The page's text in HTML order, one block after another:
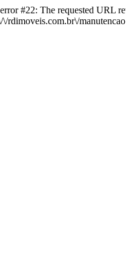
#22: The requested URL
rdimoveis.com.br\/